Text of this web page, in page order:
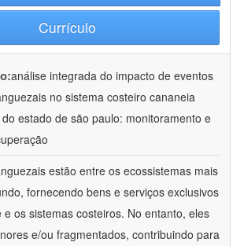
Currículo
análise integrada do impacto de eventos
no sistema costeiro cananeia 
estado de são paulo: monitoramento e
estão entre os ecossistemas mais
fornecendo bens e serviços exclusivos
os sistemas costeiros. No entanto, eles
e/ou fragmentados, contribuindo para